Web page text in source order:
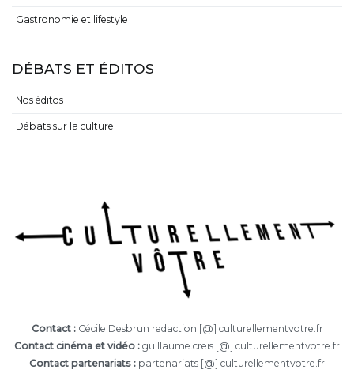
Gastronomie et lifestyle
DÉBATS ET ÉDITOS
Nos éditos
Débats sur la culture
Contact :Cécile Desbrun redaction [@] culturellementvotre.fr
Contact cinéma et vidéo : guillaume.creis [@] culturellementvotre.fr
Contact partenariats : partenariats [@] culturellementvotre.fr